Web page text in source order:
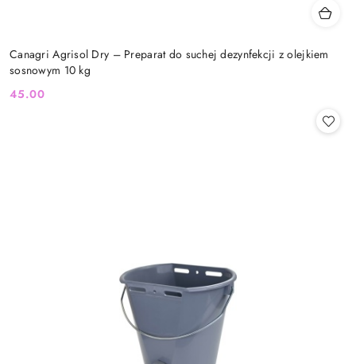
Canagri Agrisol Dry – Preparat do suchej dezynfekcji z olejkiem
sosnowym 10 kg
Cena:
45.00